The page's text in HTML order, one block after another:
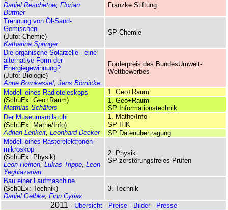
Daniel Reschetow, Florian
Büttner
Franzke Stiftung
Trennung von Öl-Sand-
Gemischen
(Jufo: Chemie)
Katharina Springer
SP Chemie
Die organische Solarzelle - eine
alternative Form der
Energiegewinnung?
(Jufo: Biologie)
Anne Bornkessel Jens Börnicke
Förder­preis des Bundes­Umwelt­
Wettbewerbes
Modell eines Radioteleskops
(SchüEx: Geo+Raum)
Matthias Schäfers
1. Geo+Raum
1. Geo+Raum
SP Informationstechnik
Der Museumsrollstuhl
(SchüEx: Mathe/Info)
Adrian Lenkeit Leonhard Decker
1. Mathe/Info
SP IHK
SP Datenübertragung
Modell eines Raster­elektronen­
mikroskop
(SchüEx: Physik)
Leon Heinen Lukas Trippe Leon
Yeghiazarian
2. Physik
SP zerstörungsfreies Prüfen
Bau einer Laufmaschine
(SchüEx: Technik)
Daniel Gelbke Finn Cyriax
3. Technik
2011 - Übersicht- Preise- Bilder- Presse